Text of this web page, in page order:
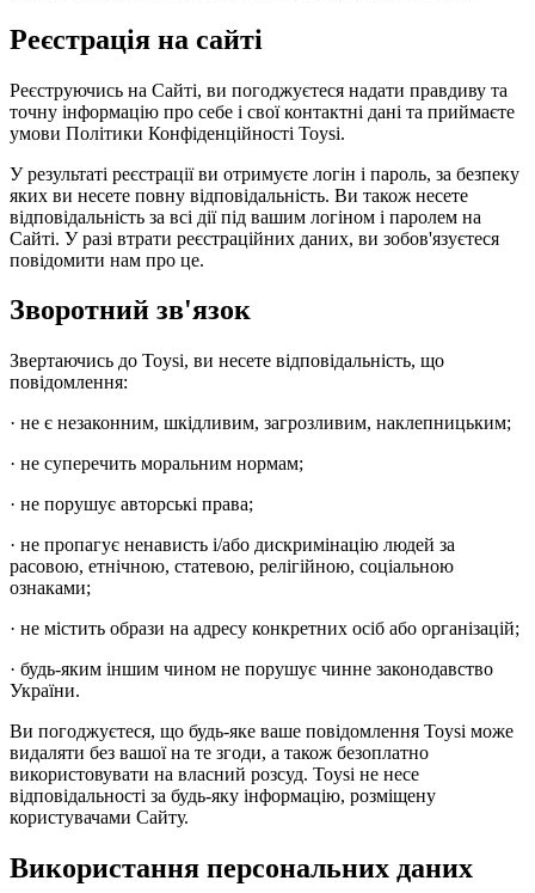
Реєстрація на сайті
Реєструючись на Сайті, ви погоджуєтеся надати правдиву та
точну інформацію про себе і свої контактні дані та приймаєте
умови Політики Конфіденційності Toysi.
У результаті реєстрації ви отримуєте логін і пароль, за безпеку
яких ви несете повну відповідальність. Ви також несете
відповідальність за всі дії під вашим логіном і паролем на
Сайті. У разі втрати реєстраційних даних, ви зобов'язуєтеся
повідомити нам про це.
Зворотний зв'язок
Звертаючись до Toysi, ви несете відповідальність, що
повідомлення:
· не є незаконним, шкідливим, загрозливим, наклепницьким;
· не суперечить моральним нормам;
· не порушує авторські права;
· не пропагує ненависть і/або дискримінацію людей за
расовою, етнічною, статевою, релігійною, соціальною
ознаками;
· не містить образи на адресу конкретних осіб або організацій;
· будь-яким іншим чином не порушує чинне законодавство
України.
Ви погоджуєтеся, що будь-яке ваше повідомлення Toysi може
видаляти без вашої на те згоди, а також безоплатно
використовувати на власний розсуд. Toysi не несе
відповідальності за будь-яку інформацію, розміщену
користувачами Сайту.
Використання персональних даних